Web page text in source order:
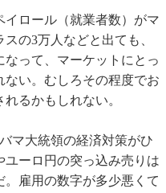
ロール（就業者数）がマ
の3万人などと出ても、
って、マーケットにとっ
い。むしろその程度でお
るかもしれない。
マ大統領の経済対策がひ
ーロ円の突っ込み売りは
。雇用の数字が多少悪くて